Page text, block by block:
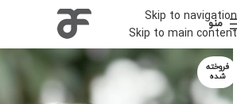
Skip to navigation
Skip to main content
منو
فروخته
شده